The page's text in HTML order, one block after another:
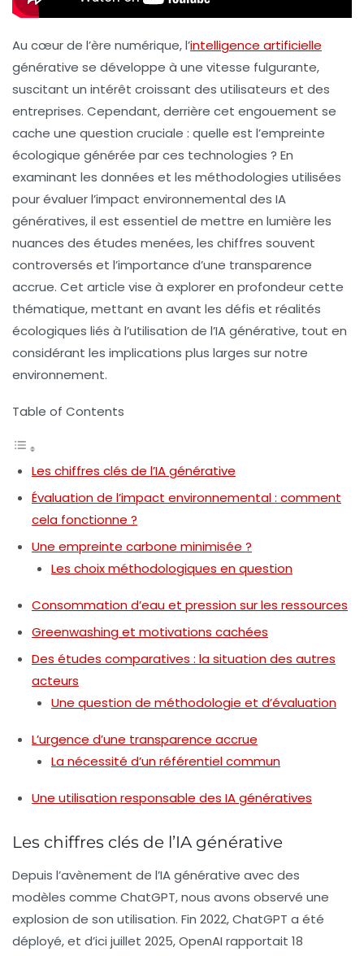
Au cœur de l’ère numérique, l’intelligence artificielle
générative se développe à une vitesse fulgurante,
suscitant un intérêt croissant des utilisateurs et des
entreprises. Cependant, derrière cet engouement se
cache une question cruciale : quelle est l’empreinte
écologique générée par ces technologies ? En
examinant les données et les méthodologies utilisées
pour évaluer l’impact environnemental des IA
génératives, il est essentiel de mettre en lumière les
nuances des études menées, les chiffres souvent
controversés et l’importance d’une transparence
accrue. Cet article vise à explorer en profondeur cette
thématique, mettant en avant les défis et réalités
écologiques liés à l’utilisation de l’IA générative, tout en
considérant les implications plus larges sur notre
environnement.
Table of Contents
Les chiffres clés de l’IA générative
Évaluation de l’impact environnemental : comment
cela fonctionne ?
Une empreinte carbone minimisée ?
Les choix méthodologiques en question
Consommation d’eau et pression sur les ressources
Greenwashing et motivations cachées
Des études comparatives : la situation des autres
acteurs
Une question de méthodologie et d’évaluation
L’urgence d’une transparence accrue
La nécessité d’un référentiel commun
Une utilisation responsable des IA génératives
Les chiffres clés de l’IA générative
Depuis l’avènement de l’IA générative avec des
modèles comme ChatGPT, nous avons observé une
explosion de son utilisation. Fin 2022, ChatGPT a été
déployé, et d’ici juillet 2025, OpenAI rapportait 18